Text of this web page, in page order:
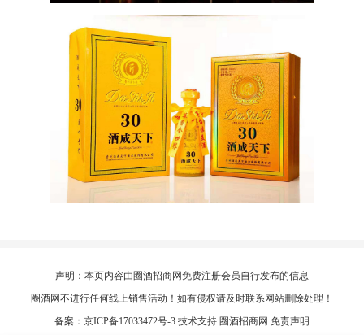
声明：本页内容由圈酒招商网免费注册会员自行发布的信息
圈酒网不进行任何线上销售活动！如有侵权请及时联系网站删除处理！
备案： 京ICP备17033472号-3 技术支持:圈酒招商网 免责声明